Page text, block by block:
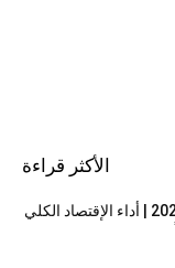
الأكثر قراءة
إجمالي الناتج المحلي 2025 | أداء الإقتصاد الكلي